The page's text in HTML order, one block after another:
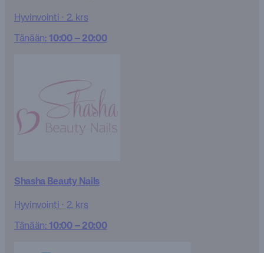
Hyvinvointi · 2. krs
Tänään: 10:00 – 20:00
Shasha Beauty Nails
Hyvinvointi · 2. krs
Tänään: 10:00 – 20:00